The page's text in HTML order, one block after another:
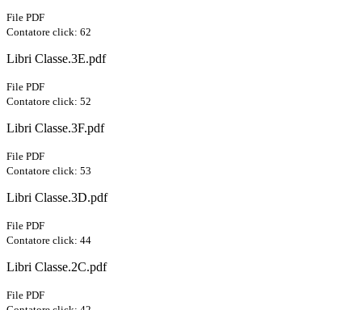
File PDF
Contatore click: 62
Libri Classe.3E.pdf
File PDF
Contatore click: 52
Libri Classe.3F.pdf
File PDF
Contatore click: 53
Libri Classe.3D.pdf
File PDF
Contatore click: 44
Libri Classe.2C.pdf
File PDF